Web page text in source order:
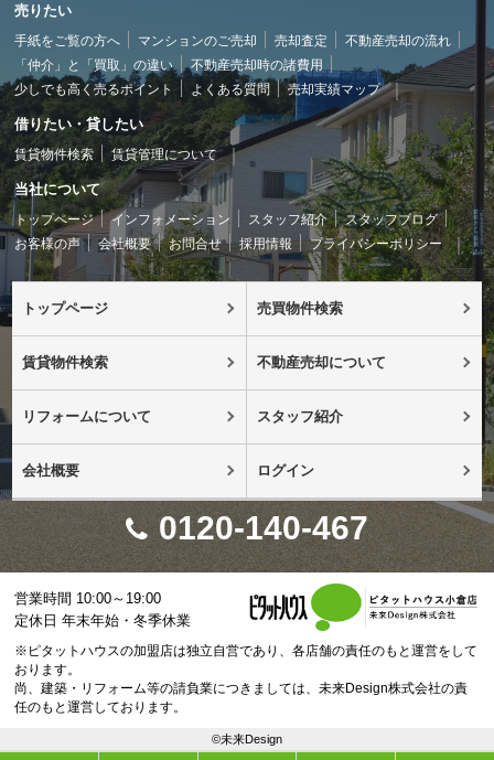
売りたい
手紙をご覧の方へ マンションのご売却 売却査定
不動産売却の流れ
「仲介」と「買取」の違い
不動産売却時の諸費用
少しでも高く売るポイント
よくある質問 売却実績マップ
借りたい・貸したい
賃貸物件検索 賃貸管理について
当社について
トップページ インフォメーション スタッフ紹介
スタッフブログ
お客様の声
会社概要 お問合せ 採用情報 プライバシーポリシー
トップページ 売買物件検索
賃貸物件検索 不動産売却について
リフォームについて スタッフ紹介
会社概要 ログイン
0120-140-467
営業時間 10:00～19:00
定休日 年末年始・冬季休業
※ピタットハウスの加盟店は独立自営であり、各店舗の責任のもと運営をして
おります。
尚、建築・リフォーム等の請負業につきましては、未来Design株式会社の責
任のもと運営しております。
©未来Design